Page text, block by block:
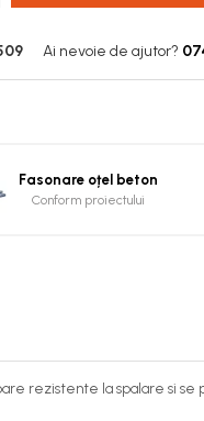
Ai nevoie de ajutor?
Fasonare oțel beton
Conform proiectului
rezistente la spalare si se